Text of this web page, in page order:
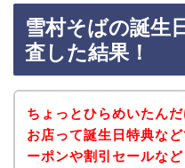
雪村そばの誕生
査した結果！
ちょっとひらめいたん
お店って誕生日特典な
ーポンや割引セールな